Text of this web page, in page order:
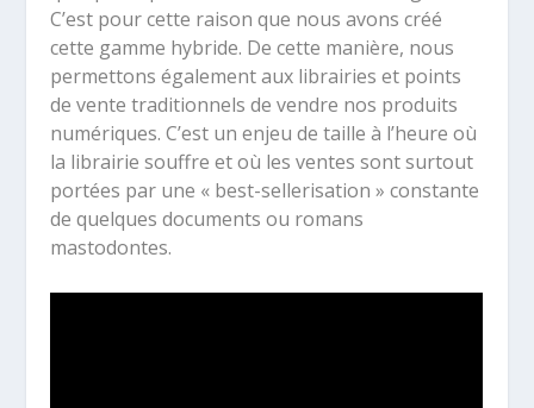
C’est pour cette raison que nous avons créé
cette gamme hybride. De cette manière, nous
permettons également aux librairies et points
de vente traditionnels de vendre nos produits
numériques. C’est un enjeu de taille à l’heure où
la librairie souffre et où les ventes sont surtout
portées par une « best-sellerisation » constante
de quelques documents ou romans
mastodontes.